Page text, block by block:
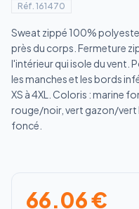
Réf. 161470
Sweat zippé 100%
près du corps. Fermeture
l'intérieur qui isole du vent.
les manches et les bords
XS à 4XL. Coloris : marine
rouge/noir, vert gazon/
foncé.
66.06€